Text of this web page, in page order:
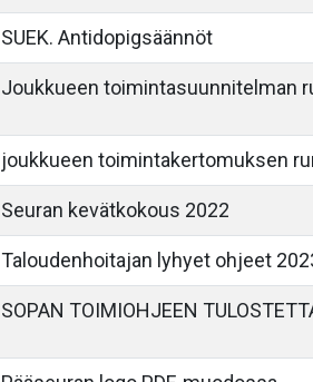
SUEK. Antidopigsäännöt
Joukkueen toimintasuunnitelman
joukkueen toimintakertomuksen
Seuran kevätkokous 2022
Taloudenhoitajan lyhyet ohjeet
SOPAN TOIMIOHJEEN